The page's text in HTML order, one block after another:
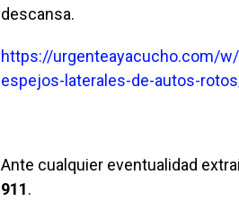
descansa.
https://urgenteayacucho.com/
espejos-laterales-de-autos-
Ante cualquier eventualidad
911.